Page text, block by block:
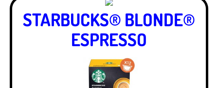
STARBUCKS® BLONDE®
ESPRESSO